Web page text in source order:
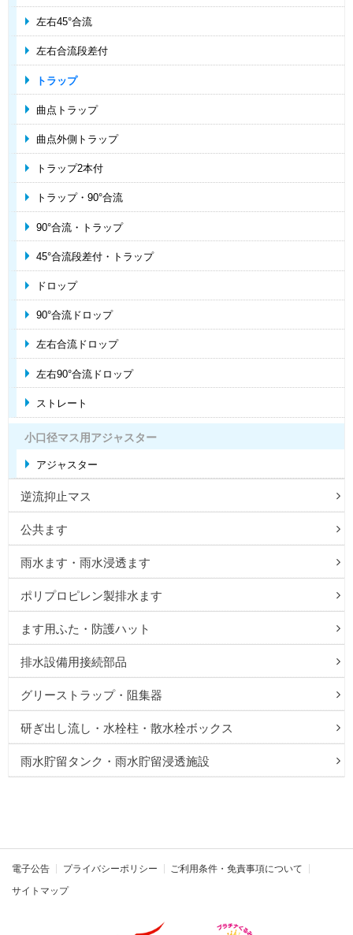
左右45°合流
左右合流段差付
トラップ
曲点トラップ
曲点外側トラップ
トラップ2本付
トラップ・90°合流
90°合流・トラップ
45°合流段差付・トラップ
ドロップ
90°合流ドロップ
左右合流ドロップ
左右90°合流ドロップ
ストレート
小口径マス用アジャスター
アジャスター
逆流抑止マス
公共ます
雨水ます・雨水浸透ます
ポリプロピレン製排水ます
ます用ふた・防護ハット
排水設備用接続部品
グリーストラップ・阻集器
研ぎ出し流し・水栓柱・散水栓ボックス
雨水貯留タンク・雨水貯留浸透施設
電子公告 プライバシーポリシー ご利用条件・免責事項について
サイトマップ